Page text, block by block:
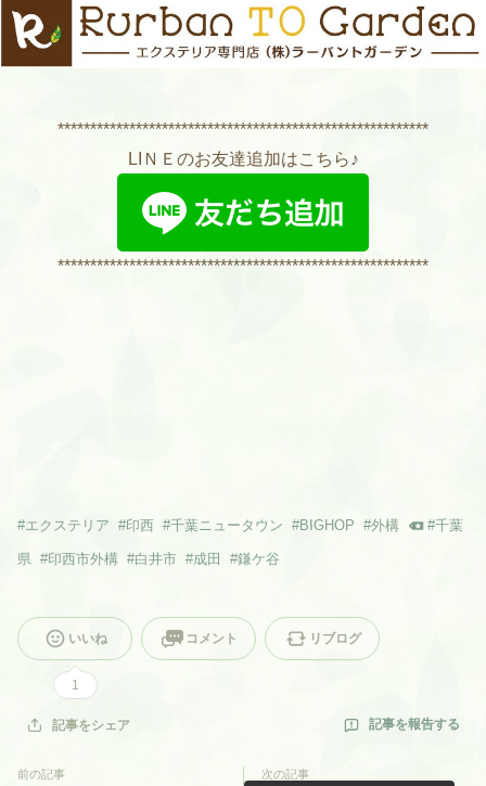
*********************************************************
LIＮＥのお友達追加はこちら♪
*********************************************************
#エクステリア #印西 #千葉ニュータウン #BIGHOP #外構 #千葉
県 #印西市外構 #白井市 #成田 #鎌ケ谷
いいね
1
コメント リブログ
記事をシェア 記事を報告する
前の記事 次の記事